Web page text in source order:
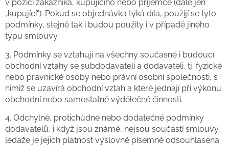
v pozici zákazníka, kupujícího nebo příjemce (dále jen
„kupující“). Pokud se objednávka týká díla, použijí se tyto
podmínky, stejně tak i budou použity i v případě jiného
typu smlouvy.
3. Podmínky se vztahují na všechny současné i budoucí
obchodní vztahy se subdodavateli a dodavateli, tj. fyzické
nebo právnické osoby nebo právní osobní společnosti, s
nimiž se uzavírá obchodní vztah a které jednají při výkonu
obchodní nebo samostatně výdělečné činnosti.
4. Odchylné, protichůdné nebo dodatečné podmínky
dodavatelů, i když jsou známé, nejsou součástí smlouvy,
ledaže je jejich platnost výslovně písemně odsouhlasena